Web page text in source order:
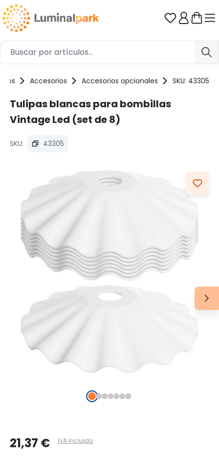
Saltar al contenido principal Tienes 0
Accesorios Accesorios opcionales SKU: 43305
Tulipas blancas para bombillas
Vintage Led (set de 8)
SKU: 43305
21,37 € IVA incluido